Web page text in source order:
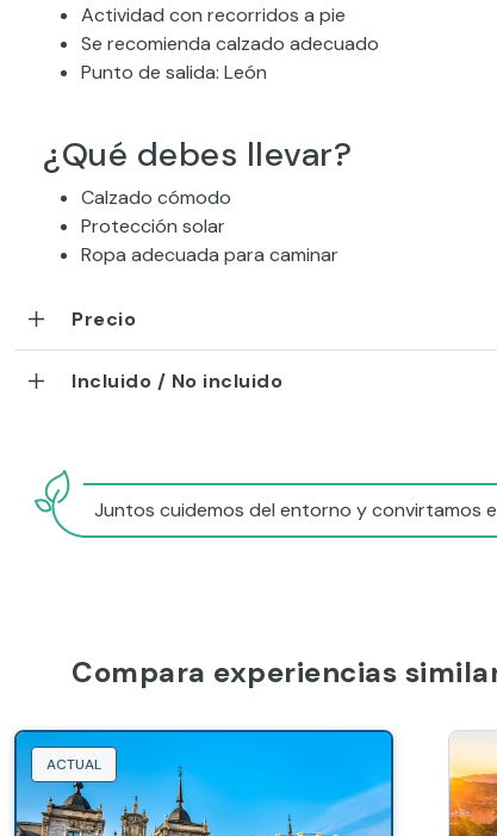
Actividad con recorridos a pie
Se recomienda calzado adecuado
Punto de salida: León
¿Qué debes llevar?
Calzado cómodo
Protección solar
Ropa adecuada para caminar
Precio
Incluido / No incluido
Juntos cuidemos del entorno y convirtamos
Compara experiencias
ACTUAL